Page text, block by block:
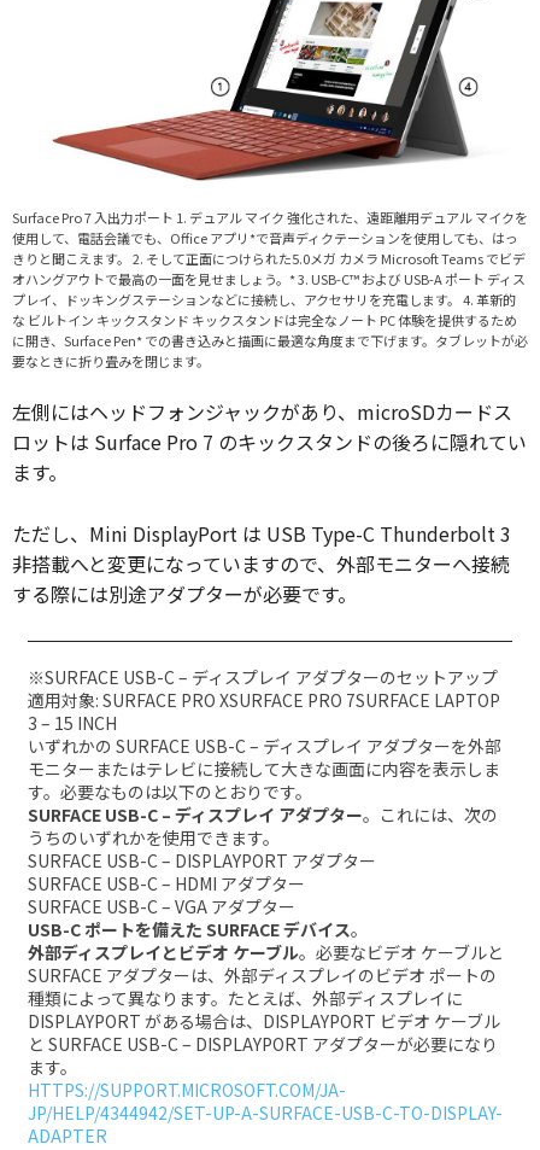
Surface Pro 7 入出力ポート 1. デュアル マイク 強化された、遠距離用デュアル マイクを
使用して、電話会議でも、Office アプリ*で音声ディクテーションを使用しても、はっ
きりと聞こえます。 2. そして正面につけられた5.0メガ カメラ Microsoft Teams でビデ
オハングアウトで最高の一面を見せましょう。* 3. USB-C™ および USB-A ポート ディス
プレイ、ドッキングステーションなどに接続し、アクセサリを充電します。 4. 革新的
な ビルトイン キックスタンド キックスタンドは完全なノート PC 体験を提供するため
に開き、Surface Pen* での書き込みと描画に最適な角度まで下げます。タブレットが必
要なときに折り畳みを閉じます。
左側にはヘッドフォンジャックがあり、microSDカードス
ロットは Surface Pro 7 のキックスタンドの後ろに隠れてい
ます。
ただし、Mini DisplayPort は USB Type-C Thunderbolt 3
非搭載へと変更になっていますので、外部モニターへ接続
する際には別途アダプターが必要です。
※SURFACE USB-C – ディスプレイ アダプターのセットアップ
適用対象: SURFACE PRO XSURFACE PRO 7SURFACE LAPTOP
3 – 15 INCH
いずれかの SURFACE USB-C – ディスプレイ アダプターを外部
モニターまたはテレビに接続して大きな画面に内容を表示しま
す。必要なものは以下のとおりです。
SURFACE USB-C – ディスプレイ アダプター。これには、次の
うちのいずれかを使用できます。
SURFACE USB-C – DISPLAYPORT アダプター
SURFACE USB-C – HDMI アダプター
SURFACE USB-C – VGA アダプター
USB-C ポートを備えた SURFACE デバイス。
外部ディスプレイとビデオ ケーブル。必要なビデオ ケーブルと
SURFACE アダプターは、外部ディスプレイのビデオ ポートの
種類によって異なります。たとえば、外部ディスプレイに
DISPLAYPORT がある場合は、DISPLAYPORT ビデオ ケーブル
と SURFACE USB-C – DISPLAYPORT アダプターが必要になり
ます。
HTTPS://SUPPORT.MICROSOFT.COM/JA-
JP/HELP/4344942/SET-UP-A-SURFACE-USB-C-TO-DISPLAY-
ADAPTER